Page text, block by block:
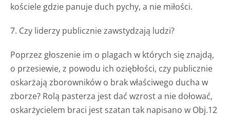
kościele gdzie panuje duch pychy, a nie miłości.
7. Czy liderzy publicznie zawstydzają ludzi?
Poprzez głoszenie im o plagach w których się znajdą,
o przesiewie, z powodu ich oziębłości, czy publicznie
oskarżają zborowników o brak właściwego ducha w
zborze? Rolą pasterza jest dać wzrost a nie dołować,
oskarżycielem braci jest szatan tak napisano w Obj.12